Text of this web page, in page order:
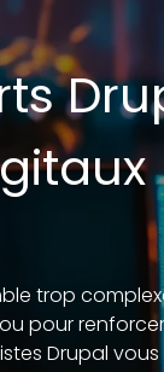
trop
pour
Drupal